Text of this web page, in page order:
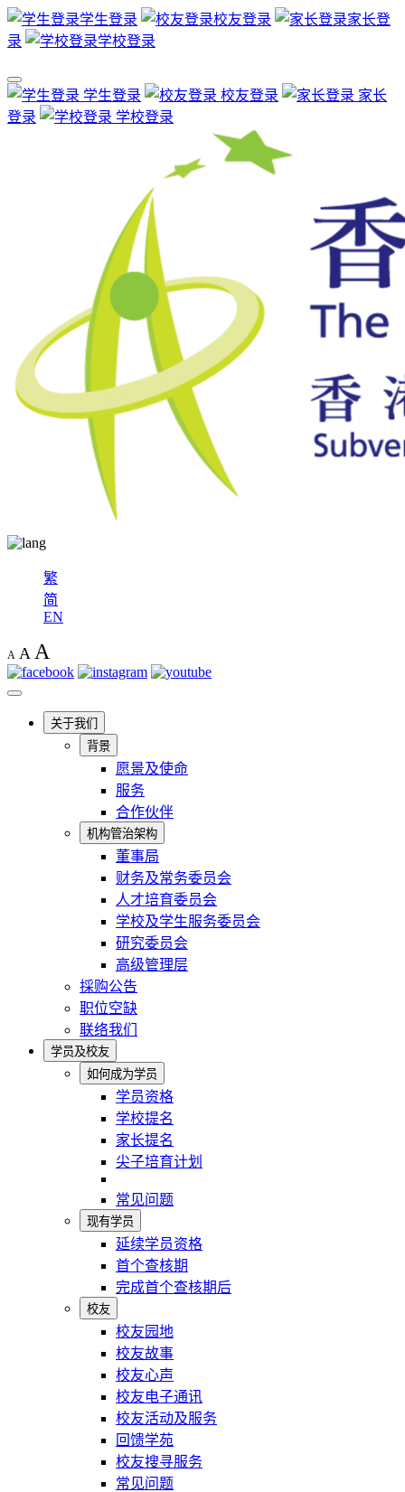
学生登录 校友登录
家长登
录
学校登录
学生登录 校友登录
家长
登录
学校登录
繁
简
EN
A A A
关于我们
背景
愿景及使命
服务
合作伙伴
机构管治架构
董事局
财务及常务委员会
人才培育委员会
学校及学生服务委员会
研究委员会
高级管理层
採购公告
职位空缺
联络我们
学员及校友
如何成为学员
学员资格
学校提名
家长提名
尖子培育计划
常见问题
现有学员
延续学员资格
首个查核期
完成首个查核期后
校友
校友园地
校友故事
校友心声
校友电子通讯
校友活动及服务
回馈学苑
校友搜寻服务
常见问题